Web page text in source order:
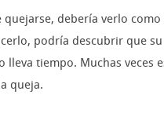
debería verlo
podría descubrir que
tiempo. Muchas veces
queja.